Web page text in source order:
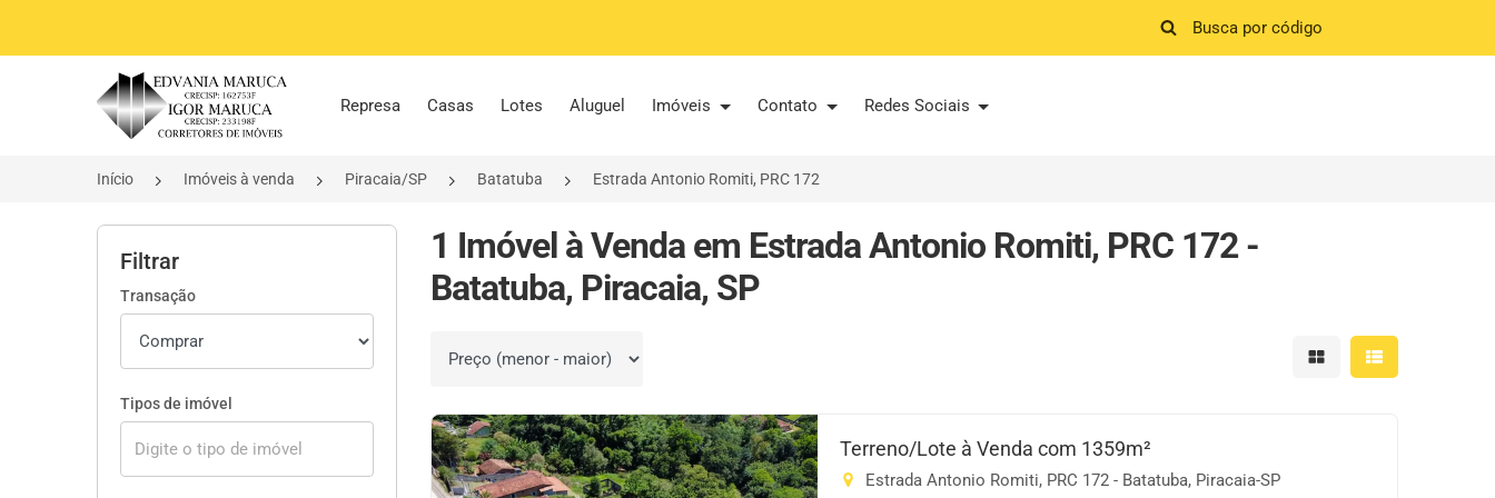
Página inicial
Represa Casas Lotes Aluguel Imóveis Contato Redes Sociais
Início Imóveis à venda Piracaia/SP Batatuba Estrada Antonio Romiti, PRC 172
Filtrar
Transação
Tipos de imóvel
1 Imóvel à Venda em Estrada Antonio Romiti, PRC 172 -
Batatuba, Piracaia, SP
Ordenar por Mostrar resultados em
Mostrar
Terreno/Lote à Venda com 1359m²
Estrada Antonio Romiti, PRC 172 - Batatuba, Piracaia-SP